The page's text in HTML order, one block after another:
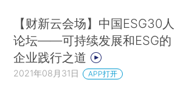
此外，麦守信指出，金融机构和投资者在国
要的角色。“这是一个有力而积极的发展，股
遵守负责任的社会和环境标准，因为这对长期
【财新云会场】中国ESG30人
论坛——可持续发展和ESG的
企业践行之道
2021年08月31日 APP打开